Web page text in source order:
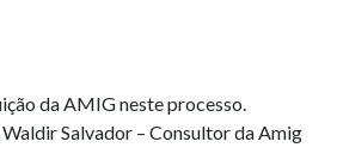
da AMIG neste processo.
Salvador – Consultor da Amig